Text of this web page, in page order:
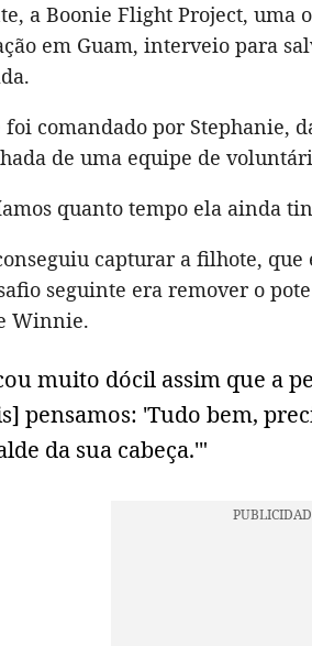
a Boonie Flight Project, uma
em Guam, interveio para
foi comandado por Stephanie,
de uma equipe de
quanto tempo ela ainda
capturar a filhote,
seguinte era remover o
Winnie.
muito dócil assim que a
pensamos: 'Tudo bem,
da sua cabeça.'"